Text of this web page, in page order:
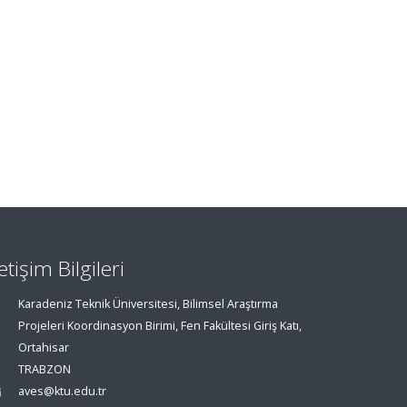
Bilgileri
Karadeniz Teknik Üniversitesi, Bilimsel Araştırma
Projeleri Koordinasyon Birimi, Fen Fakültesi Giriş Katı,
Ortahisar
TRABZON
aves@ktu.edu.tr